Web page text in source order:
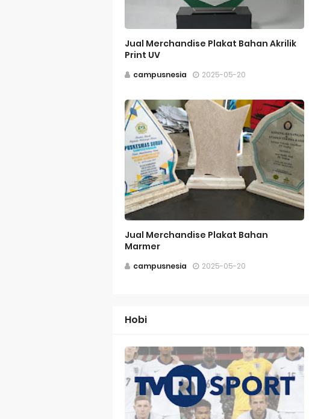
Jual Merchandise Plakat Bahan Akrilik
Print UV
campusnesia 2025-05-20
Jual Merchandise Plakat Bahan
Marmer
campusnesia 2025-05-20
Hobi